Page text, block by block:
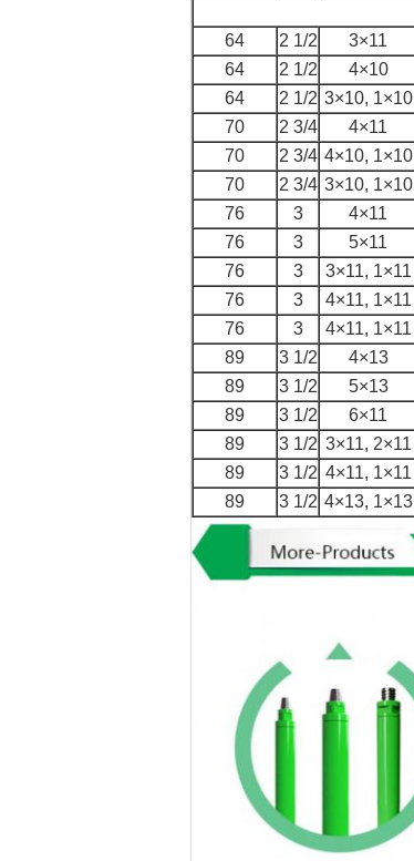
64
2 1/2 3×11
64
2 1/2 4×10
64
2 1/2 3×10, 1×10
70
2 3/4 4×11
70
2 3/4 4×10, 1×10
70
2 3/4 3×10, 1×10
76
3 4×11
76
3 5×11
76
3 3×11, 1×11
76
3 4×11, 1×11
76
3 4×11, 1×11
89
3 1/2 4×13
89
3 1/2 5×13
89
3 1/2 6×11
89
3 1/2 3×11, 2×11
89
3 1/2 4×11, 1×11
89
3 1/2 4×13, 1×13